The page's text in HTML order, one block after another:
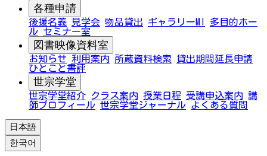
各種申請
後援名義 見学会 物品貸出 ギャラリーMI
多目的ホー
ル セミナー室
図書映像資料室
お知らせ 利用案内 所蔵資料検索
貸出期間延長申請
ひとこと書評
世宗学堂
世宗学堂紹介 クラス案内 授業日程 受講申込案内 講
師プロフィール 世宗学堂ジャーナル よくある質問
日本語
한국어